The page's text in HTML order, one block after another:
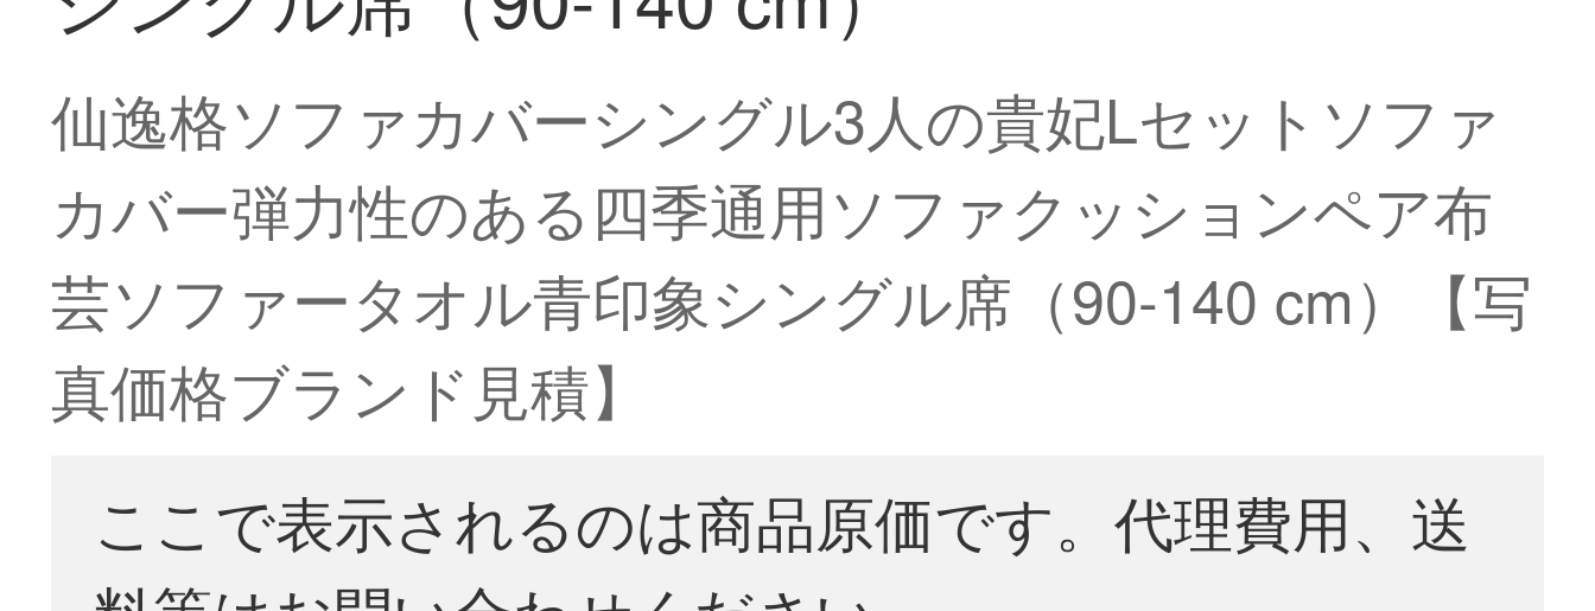
仙逸格ソファカバーシングル3人の貴妃Lセットソファ
カバー弾力性のある四季通用ソファクッションペア布
芸ソファータオル青印象シングル席（90-140 cm）【写
真価格ブランド見積】
ここで表示されるのは商品原価です。代理費用、送